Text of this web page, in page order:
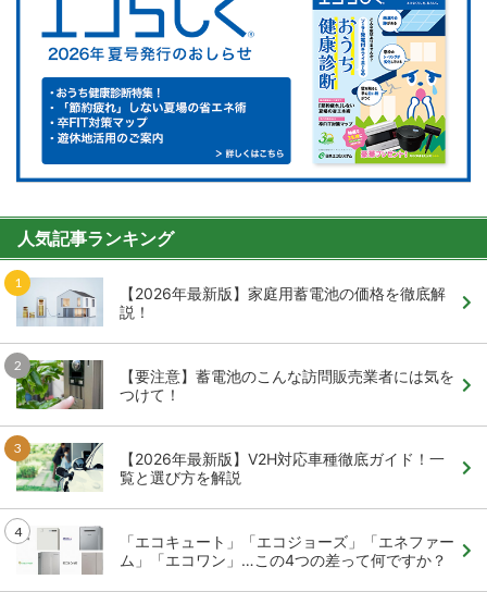
人気記事ランキング
【2026年最新版】家庭用蓄電池の価格を徹底解
説！
【要注意】蓄電池のこんな訪問販売業者には気を
つけて！
【2026年最新版】V2H対応車種徹底ガイド！一
覧と選び方を解説
「エコキュート」「エコジョーズ」「エネファー
ム」「エコワン」…この4つの差って何ですか？